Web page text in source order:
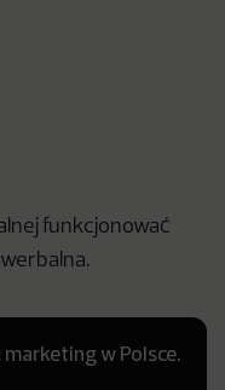
funkcjonować
w Polsce.